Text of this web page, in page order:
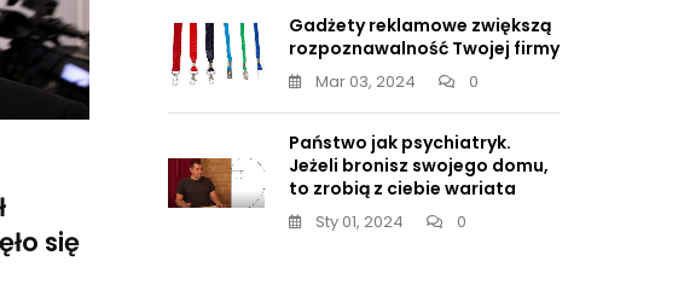
Niemiec”
się
Gadżety reklamowe zwiększą
rozpoznawalność Twojej firmy
Mar 03, 2024 0
Państwo jak psychiatryk.
Jeżeli bronisz swojego domu,
to zrobią z ciebie wariata
Sty 01, 2024 0